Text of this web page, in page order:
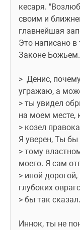
кесаря.
своим и
главнейшая
Это написано
Законе Божьем.
>  Денис,
угражаю, а
> ты увидел
на моем месте,
> козел
Я уверен, Ты бы
> тому
моего. Я сам
> иной
глубоких
> бы так сказал.
Иннок, ты не